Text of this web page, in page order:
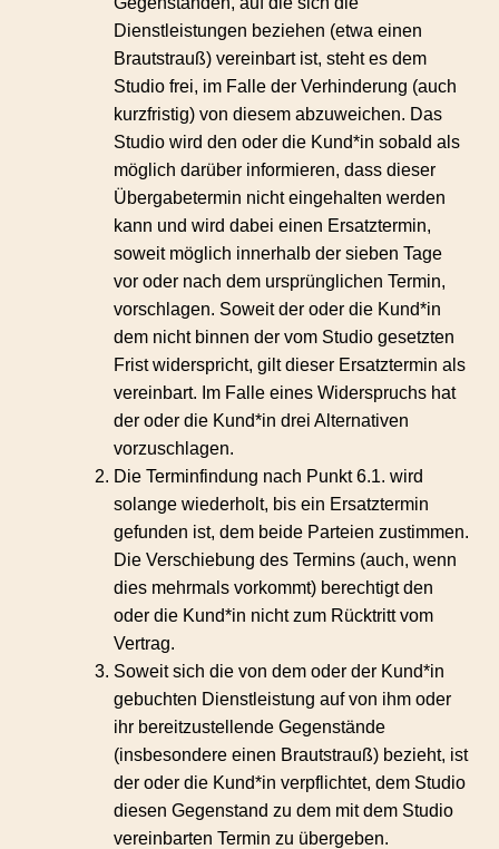
Dienstleistungen beziehen (etwa einen
Brautstrauß) vereinbart ist, steht es dem
Studio frei, im Falle der Verhinderung (auch
kurzfristig) von diesem abzuweichen. Das
Studio wird den oder die Kund*in sobald als
möglich darüber informieren, dass dieser
Übergabetermin nicht eingehalten werden
kann und wird dabei einen Ersatztermin,
soweit möglich innerhalb der sieben Tage
vor oder nach dem ursprünglichen Termin,
vorschlagen. Soweit der oder die Kund*in
dem nicht binnen der vom Studio gesetzten
Frist widerspricht, gilt dieser Ersatztermin als
vereinbart. Im Falle eines Widerspruchs hat
der oder die Kund*in drei Alternativen
vorzuschlagen.
Die Terminfindung nach Punkt 6.1. wird
solange wiederholt, bis ein Ersatztermin
gefunden ist, dem beide Parteien zustimmen.
Die Verschiebung des Termins (auch, wenn
dies mehrmals vorkommt) berechtigt den
oder die Kund*in nicht zum Rücktritt vom
Vertrag.
Soweit sich die von dem oder der Kund*in
gebuchten Dienstleistung auf von ihm oder
ihr bereitzustellende Gegenstände
(insbesondere einen Brautstrauß) bezieht, ist
der oder die Kund*in verpflichtet, dem Studio
diesen Gegenstand zu dem mit dem Studio
vereinbarten Termin zu übergeben.